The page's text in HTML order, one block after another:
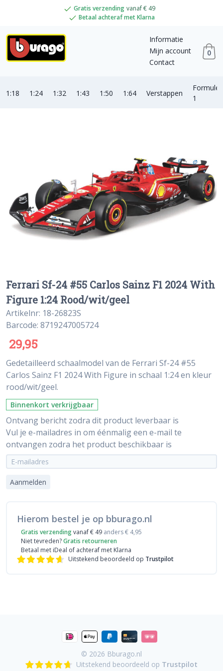
Gratis verzending vanaf € 49
Betaal achteraf met Klarna
Informatie
Mijn account
Contact
0
1:18 1:24 1:32 1:43 1:50 1:64 Verstappen
Formule
1
Ferrari Sf-24 #55 Carlos Sainz F1 2024 With
Figure 1:24 Rood/wit/geel
Artikelnr: 18-26823S
Barcode: 8719247005724
29,95
Gedetailleerd schaalmodel van de Ferrari Sf-24 #55
Carlos Sainz F1 2024 With Figure in schaal 1:24 en kleur
rood/wit/geel.
Binnenkort verkrijgbaar
Ontvang bericht zodra dit product leverbaar is
Vul je e-mailadres in om éénmalig een e-mail te
ontvangen zodra het product beschikbaar is
Aanmelden
Hierom bestel je op bburago.nl
Gratis verzendingvanaf € 49 anders € 4,95
Niet tevreden?Gratis retourneren
Betaal met iDeal of achteraf met Klarna
Uitstekend beoordeeld op Trustpilot
© 2026 Bburago.nl
Uitstekend beoordeeld op Trustpilot